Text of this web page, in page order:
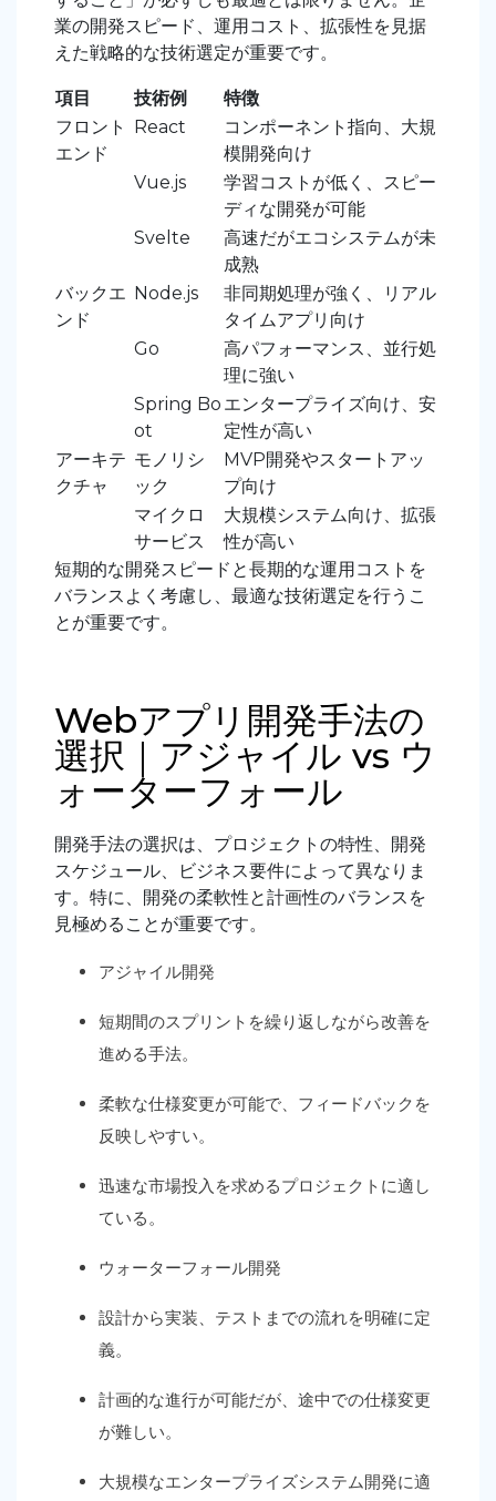
業の開発スピード、運用コスト、拡張性を見据
えた戦略的な技術選定が重要です。
項目 技術例
特徴
フロント
エンド
React
コンポーネント指向、大規
模開発向け
Vue.js
学習コストが低く、スピー
ディな開発が可能
Svelte
高速だがエコシステムが未
成熟
バックエ
ンド
Node.js
非同期処理が強く、リアル
タイムアプリ向け
Go
高パフォーマンス、並行処
理に強い
Spring Bo
ot
エンタープライズ向け、安
定性が高い
アーキテ
クチャ
モノリシ
ック
MVP開発やスタートアッ
プ向け
マイクロ
サービス
大規模システム向け、拡張
性が高い
短期的な開発スピードと長期的な運用コストを
バランスよく考慮し、最適な技術選定を行うこ
とが重要です。
Webアプリ開発手法の
選択｜アジャイル vs ウ
ォーターフォール
開発手法の選択は、プロジェクトの特性、開発
スケジュール、ビジネス要件によって異なりま
す。特に、開発の柔軟性と計画性のバランスを
見極めることが重要です。
アジャイル開発
短期間のスプリントを繰り返しながら改善を
進める手法。
柔軟な仕様変更が可能で、フィードバックを
反映しやすい。
迅速な市場投入を求めるプロジェクトに適し
ている。
ウォーターフォール開発
設計から実装、テストまでの流れを明確に定
義。
計画的な進行が可能だが、途中での仕様変更
が難しい。
大規模なエンタープライズシステム開発に適